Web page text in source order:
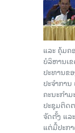
ແລະ ຄຸ້ມຄ
ບໍລິຫານເ
ປະທານຂ
ປະຈໍາກາ
ຄະນະກໍາ
ປະຊຸມຕິດ
ຈັດຕັ້ງ ແລ
ແຕ່ມື້ປະກ